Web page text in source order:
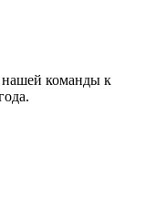
нашей команды к